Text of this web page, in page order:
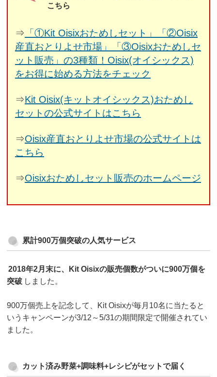
こちら
⇒ 「①Kit Oisixおためしセット」「②Oisix
産直おとりよせ市場」「③Oisixおためしセ
ット販売」の3種類！Oisix(オイシックス)
をお得に始める方法をチェック
⇒Kit Oisix(キットオイシックス)おためし
セットの公式サイトはこちら
⇒Oisix産直おとりよせ市場の公式サイトは
こちら
⇒Oisixおためしセット販売のホームページ
累計900万個突破の人気サービス
2018年2月末に、Kit Oisixの販売個数がついに900万個を
突破 しました。
900万個売上を記念して、Kit Oisixが毎月10名に当たると
いうキャンペーンが3/12～5/31の期間限定で開催されてい
ました。
カット済み野菜+調味料+レシピがセットで届く